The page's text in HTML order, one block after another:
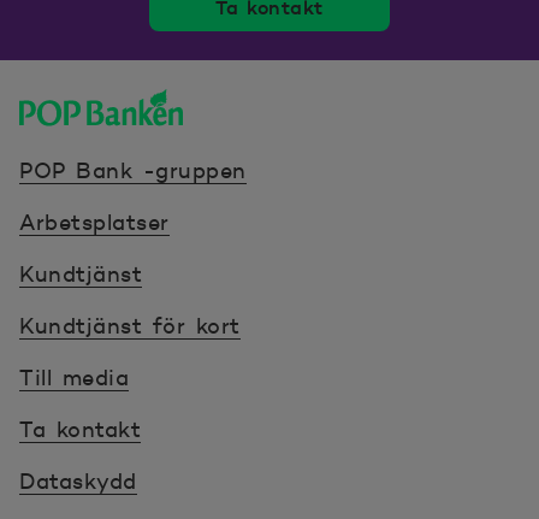
Ta kontakt
POP Bank -gruppen
Arbetsplatser
Kundtjänst
Kundtjänst för kort
Till media
Ta kontakt
Dataskydd